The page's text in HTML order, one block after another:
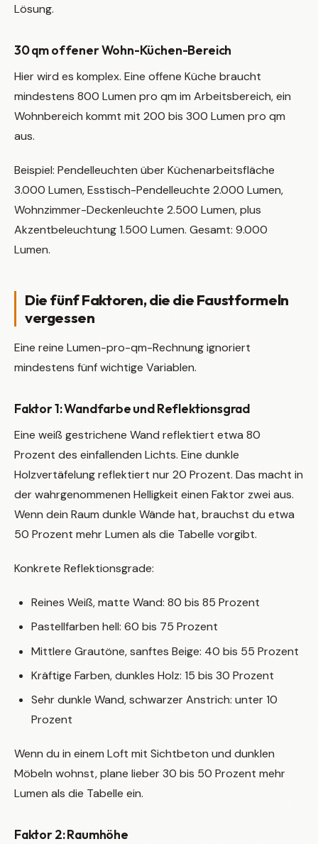
Lösung.
30 qm offener Wohn-Küchen-Bereich
Hier wird es komplex. Eine offene Küche braucht
mindestens 800 Lumen pro qm im Arbeitsbereich, ein
Wohnbereich kommt mit 200 bis 300 Lumen pro qm
aus.
Beispiel: Pendelleuchten über Küchenarbeitsfläche
3.000 Lumen, Esstisch-Pendelleuchte 2.000 Lumen,
Wohnzimmer-Deckenleuchte 2.500 Lumen, plus
Akzentbeleuchtung 1.500 Lumen. Gesamt: 9.000
Lumen.
Die fünf Faktoren, die die Faustformeln
vergessen
Eine reine Lumen-pro-qm-Rechnung ignoriert
mindestens fünf wichtige Variablen.
Faktor 1: Wandfarbe und Reflektionsgrad
Eine weiß gestrichene Wand reflektiert etwa 80
Prozent des einfallenden Lichts. Eine dunkle
Holzvertäfelung reflektiert nur 20 Prozent. Das macht in
der wahrgenommenen Helligkeit einen Faktor zwei aus.
Wenn dein Raum dunkle Wände hat, brauchst du etwa
50 Prozent mehr Lumen als die Tabelle vorgibt.
Konkrete Reflektionsgrade:
Reines Weiß, matte Wand: 80 bis 85 Prozent
Pastellfarben hell: 60 bis 75 Prozent
Mittlere Grautöne, sanftes Beige: 40 bis 55 Prozent
Kräftige Farben, dunkles Holz: 15 bis 30 Prozent
Sehr dunkle Wand, schwarzer Anstrich: unter 10
Prozent
Wenn du in einem Loft mit Sichtbeton und dunklen
Möbeln wohnst, plane lieber 30 bis 50 Prozent mehr
Lumen als die Tabelle ein.
Faktor 2: Raumhöhe